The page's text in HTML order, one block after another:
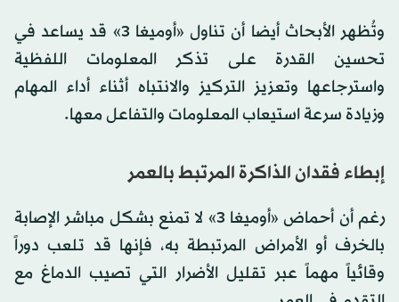
وتُظهر الأبحاث أيضا أن تناول «أوميغا 3» قد يساعد في
تحسين القدرة على تذكر المعلومات اللفظية
واسترجاعها وتعزيز التركيز والانتباه أثناء أداء المهام
وزيادة سرعة استيعاب المعلومات والتفاعل معها.
إبطاء فقدان الذاكرة المرتبط بالعمر
رغم أن أحماض «أوميغا 3» لا تمنع بشكل مباشر الإصابة
بالخرف أو الأمراض المرتبطة به، فإنها قد تلعب دوراً
وقائياً مهماً عبر تقليل الأضرار التي تصيب الدماغ مع